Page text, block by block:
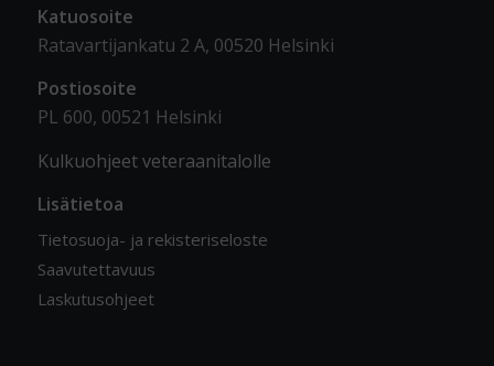
Katuosoite
Ratavartijankatu 2 A, 00520 Helsinki
Postiosoite
PL 600, 00521 Helsinki
Kulkuohjeet veteraanitalolle
Lisätietoa
Tietosuoja- ja rekisteriseloste
Saavutettavuus
Laskutusohjeet